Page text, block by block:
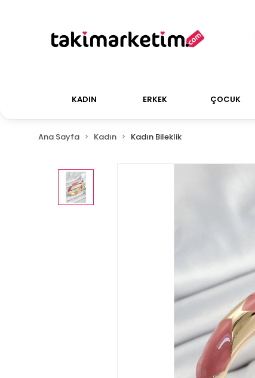
KADIN ERKEK ÇOCUK
Ana Sayfa Kadın Kadın Bileklik